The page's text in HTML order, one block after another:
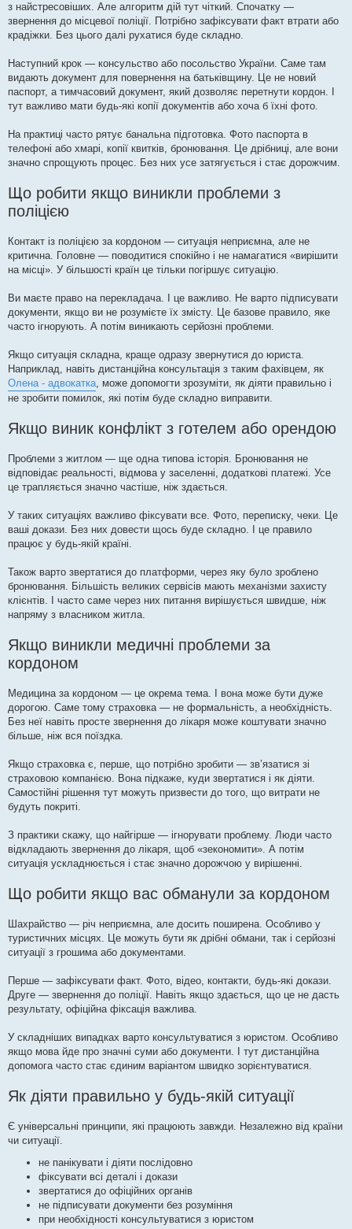
з найстресовіших. Але алгоритм дій тут чіткий. Спочатку —
звернення до місцевої поліції. Потрібно зафіксувати факт втрати або
крадіжки. Без цього далі рухатися буде складно.
Наступний крок — консульство або посольство України. Саме там
видають документ для повернення на батьківщину. Це не новий
паспорт, а тимчасовий документ, який дозволяє перетнути кордон. І
тут важливо мати будь-які копії документів або хоча б їхні фото.
На практиці часто рятує банальна підготовка. Фото паспорта в
телефоні або хмарі, копії квитків, бронювання. Це дрібниці, але вони
значно спрощують процес. Без них усе затягується і стає дорожчим.
Що робити якщо виникли проблеми з
поліцією
Контакт із поліцією за кордоном — ситуація неприємна, але не
критична. Головне — поводитися спокійно і не намагатися «вирішити
на місці». У більшості країн це тільки погіршує ситуацію.
Ви маєте право на перекладача. І це важливо. Не варто підписувати
документи, якщо ви не розумієте їх змісту. Це базове правило, яке
часто ігнорують. А потім виникають серйозні проблеми.
Якщо ситуація складна, краще одразу звернутися до юриста.
Наприклад, навіть дистанційна консультація з таким фахівцем, як
Олена - адвокатка, може допомогти зрозуміти, як діяти правильно і
не зробити помилок, які потім буде складно виправити.
Якщо виник конфлікт з готелем або орендою
Проблеми з житлом — ще одна типова історія. Бронювання не
відповідає реальності, відмова у заселенні, додаткові платежі. Усе
це трапляється значно частіше, ніж здається.
У таких ситуаціях важливо фіксувати все. Фото, переписку, чеки. Це
ваші докази. Без них довести щось буде складно. І це правило
працює у будь-якій країні.
Також варто звертатися до платформи, через яку було зроблено
бронювання. Більшість великих сервісів мають механізми захисту
клієнтів. І часто саме через них питання вирішується швидше, ніж
напряму з власником житла.
Якщо виникли медичні проблеми за
кордоном
Медицина за кордоном — це окрема тема. І вона може бути дуже
дорогою. Саме тому страховка — не формальність, а необхідність.
Без неї навіть просте звернення до лікаря може коштувати значно
більше, ніж вся поїздка.
Якщо страховка є, перше, що потрібно зробити — зв’язатися зі
страховою компанією. Вона підкаже, куди звертатися і як діяти.
Самостійні рішення тут можуть призвести до того, що витрати не
будуть покриті.
З практики скажу, що найгірше — ігнорувати проблему. Люди часто
відкладають звернення до лікаря, щоб «зекономити». А потім
ситуація ускладнюється і стає значно дорожчою у вирішенні.
Що робити якщо вас обманули за кордоном
Шахрайство — річ неприємна, але досить поширена. Особливо у
туристичних місцях. Це можуть бути як дрібні обмани, так і серйозні
ситуації з грошима або документами.
Перше — зафіксувати факт. Фото, відео, контакти, будь-які докази.
Друге — звернення до поліції. Навіть якщо здається, що це не дасть
результату, офіційна фіксація важлива.
У складніших випадках варто консультуватися з юристом. Особливо
якщо мова йде про значні суми або документи. І тут дистанційна
допомога часто стає єдиним варіантом швидко зорієнтуватися.
Як діяти правильно у будь-якій ситуації
Є універсальні принципи, які працюють завжди. Незалежно від країни
чи ситуації.
не панікувати і діяти послідовно
фіксувати всі деталі і докази
звертатися до офіційних органів
не підписувати документи без розуміння
при необхідності консультуватися з юристом